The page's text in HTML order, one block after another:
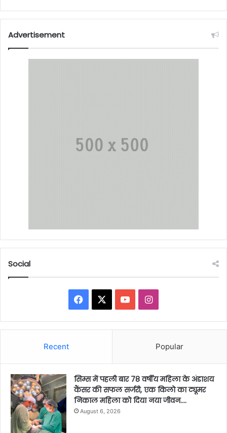
Advertisement
Social
Facebook YouTubeInstagram
Recent Popular
सिम्स में पहली बार 78 वर्षीय महिला के अंडाशय
कैंसर की सफल सर्जरी, एक किलो का ट्यूमर
निकाल महिला को दिया नया जीवन….
August 6, 2026